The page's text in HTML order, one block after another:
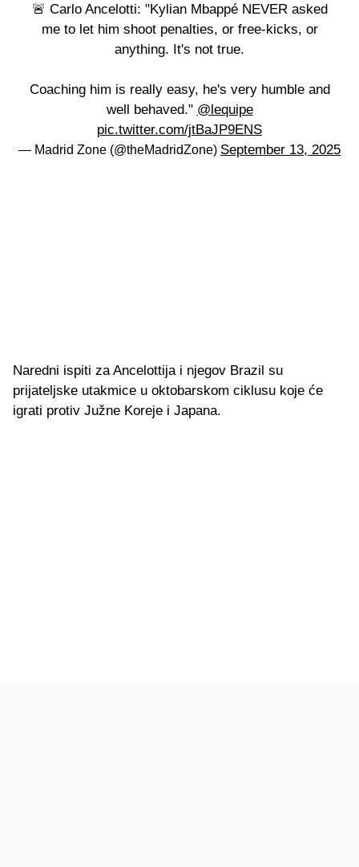
🚨 Carlo Ancelotti: "Kylian Mbappé NEVER asked
me to let him shoot penalties, or free-kicks, or
anything. It's not true.
Coaching him is really easy, he's very humble and
well behaved." @lequipe
pic.twitter.com/jtBaJP9ENS
— Madrid Zone (@theMadridZone) September 13, 2025
Naredni ispiti za Ancelottija i njegov Brazil su
prijateljske utakmice u oktobarskom ciklusu koje će
igrati protiv Južne Koreje i Japana.